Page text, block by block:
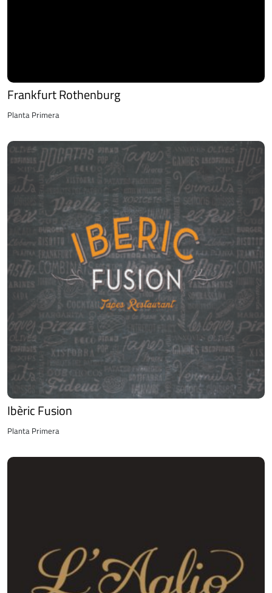
Frankfurt Rothenburg
Planta Primera
Ibèric Fusion
Planta Primera